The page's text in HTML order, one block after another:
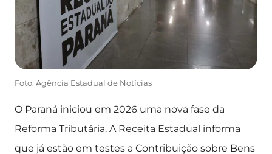
Foto: Agência Estadual de Notícias
O Paraná iniciou em 2026 uma nova fase da
Reforma Tributária. A Receita Estadual informa
que já estão em testes a Contribuição sobre Bens